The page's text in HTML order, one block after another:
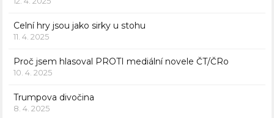
Celní hry jsou jako sirky u stohu
11. 4. 2025
Proč jsem hlasoval PROTI mediální novele ČT/ČRo
10. 4. 2025
Trumpova divočina
8. 4. 2025